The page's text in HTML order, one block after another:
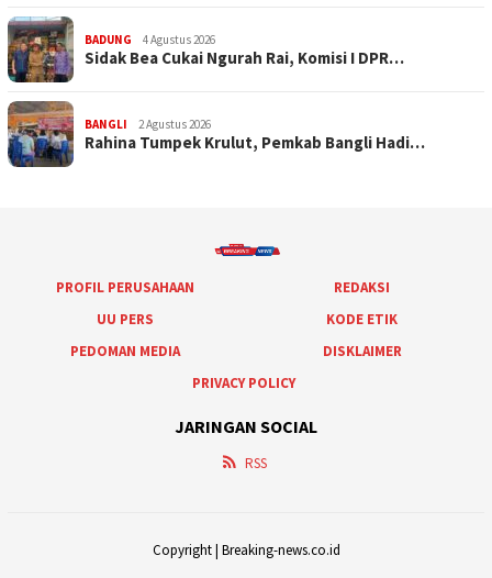
BADUNG 4 Agustus 2026
Sidak Bea Cukai Ngurah Rai, Komisi I DPR…
BANGLI 2 Agustus 2026
Rahina Tumpek Krulut, Pemkab Bangli Hadi…
PROFIL PERUSAHAAN
REDAKSI
UU PERS
KODE ETIK
PEDOMAN MEDIA
DISKLAIMER
PRIVACY POLICY
JARINGAN SOCIAL
RSS
Copyright | Breaking-news.co.id